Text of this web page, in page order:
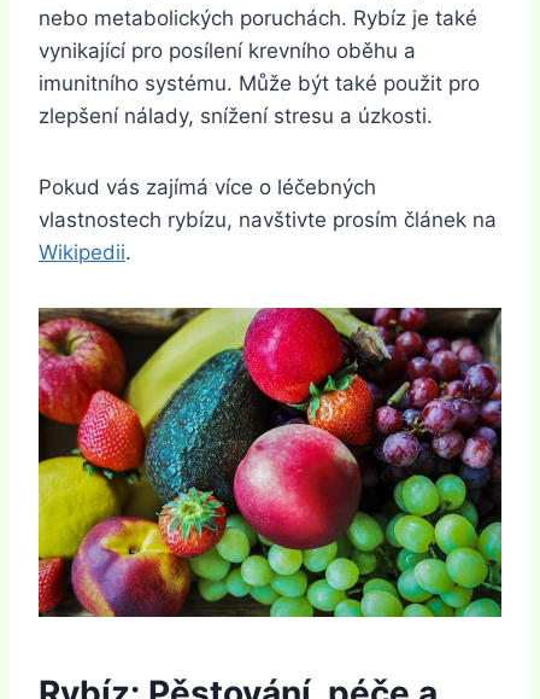
nebo metabolických poruchách. Rybíz je také
vynikající pro posílení krevního oběhu a
imunitního systému. Může být také použit pro
zlepšení nálady, snížení stresu a úzkosti.
Pokud vás zajímá více o léčebných
vlastnostech rybízu, navštivte prosím článek na
Wikipedii.